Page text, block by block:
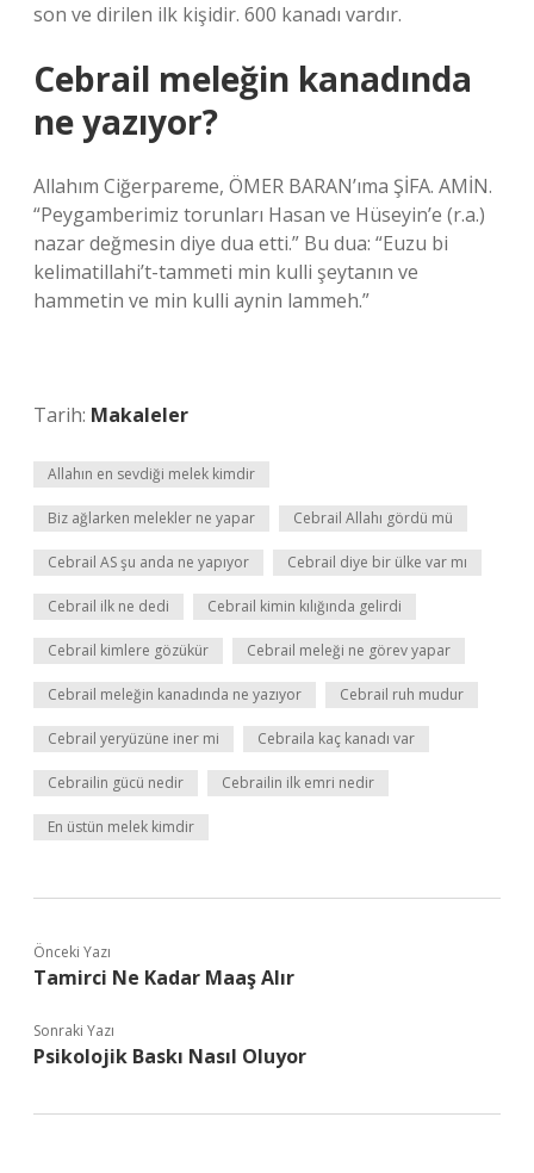
son ve dirilen ilk kişidir. 600 kanadı vardır.
Cebrail meleğin kanadında
ne yazıyor?
Allahım Ciğerpareme, ÖMER BARAN’ıma ŞİFA. AMİN.
“Peygamberimiz torunları Hasan ve Hüseyin’e (r.a.)
nazar değmesin diye dua etti.” Bu dua: “Euzu bi
kelimatillahi’t-tammeti min kulli şeytanın ve
hammetin ve min kulli aynin lammeh.”
Tarih: Makaleler
Allahın en sevdiği melek kimdir
Biz ağlarken melekler ne yapar Cebrail Allahı gördü mü
Cebrail AS şu anda ne yapıyor Cebrail diye bir ülke var mı
Cebrail ilk ne dedi Cebrail kimin kılığında gelirdi
Cebrail kimlere gözükür Cebrail meleği ne görev yapar
Cebrail meleğin kanadında ne yazıyor Cebrail ruh mudur
Cebrail yeryüzüne iner mi Cebraila kaç kanadı var
Cebrailin gücü nedir Cebrailin ilk emri nedir
En üstün melek kimdir
Önceki Yazı
Tamirci Ne Kadar Maaş Alır
Sonraki Yazı
Psikolojik Baskı Nasıl Oluyor